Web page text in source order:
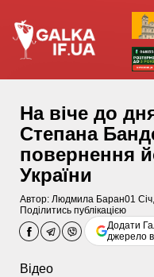
На віче до
Степана
повернення
України
Автор: Людмила Баран01
Поділитись публікацією
Додати
джерело
Відео